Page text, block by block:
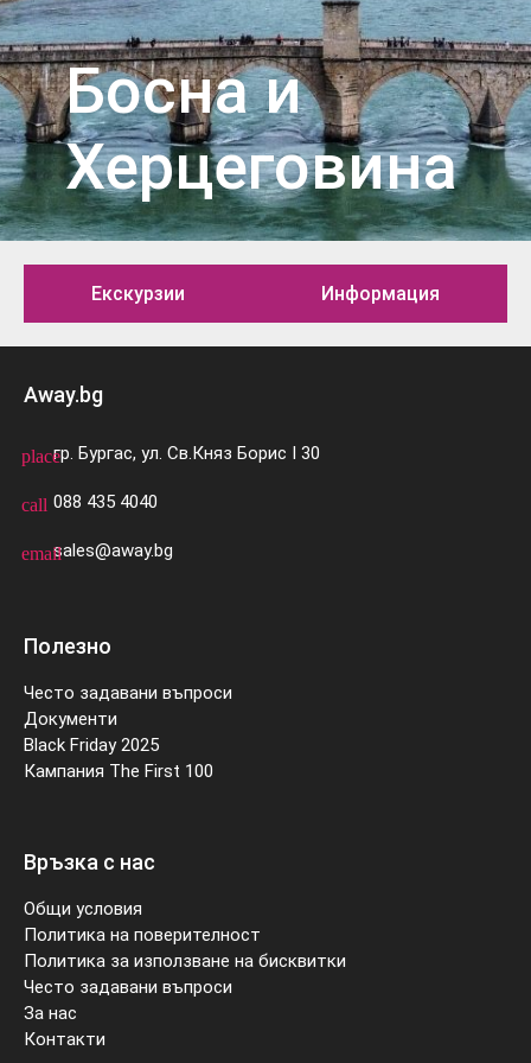
Босна и
Херцеговина
Екскурзии Информация
Away.bg
placeгр. Бургас, ул. Св.Княз Борис I 30
call 088 435 4040
emailsales@away.bg
Полезно
Често задавани въпроси
Документи
Black Friday 2025
Кампания The First 100
Връзка с нас
Общи условия
Политика на поверителност
Политика за използване на бисквитки
Често задавани въпроси
За нас
Контакти